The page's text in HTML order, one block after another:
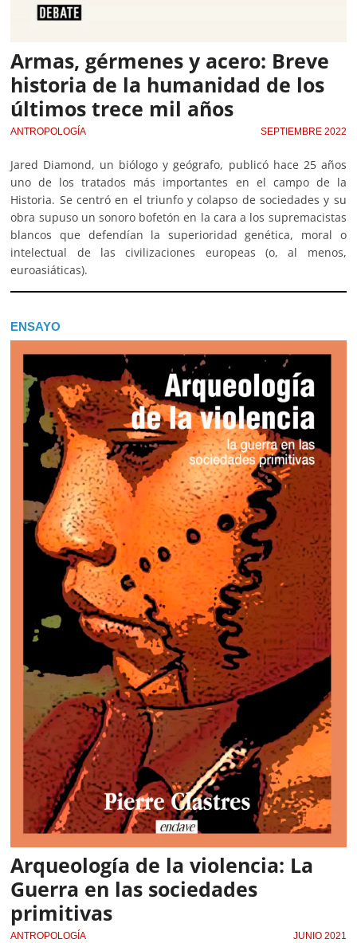
Armas, gérmenes y acero: Breve
historia de la humanidad de los
últimos trece mil años
ANTROPOLOGÍA SEPTIEMBRE 2022
Jared Diamond, un biólogo y geógrafo, publicó hace 25 años
uno de los tratados más importantes en el campo de la
Historia. Se centró en el triunfo y colapso de sociedades y su
obra supuso un sonoro bofetón en la cara a los supremacistas
blancos que defendían la superioridad genética, moral o
intelectual de las civilizaciones europeas (o, al menos,
euroasiáticas).
ENSAYO
Arqueología de la violencia: La
Guerra en las sociedades
primitivas
ANTROPOLOGÍA JUNIO 2021